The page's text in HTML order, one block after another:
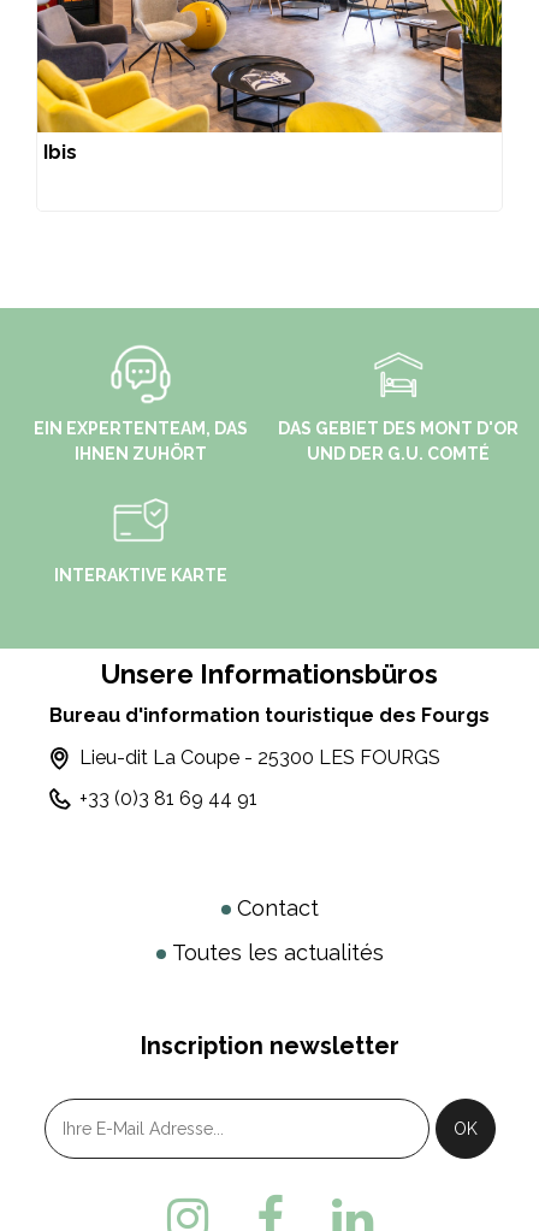
Ibis
EIN EXPERTENTEAM, DAS
IHNEN ZUHÖRT
DAS GEBIET DES MONT D'OR
UND DER G.U. COMTÉ
INTERAKTIVE KARTE
Unsere Informationsbüros
Bureau d'information touristique des Fourgs
Lieu-dit La Coupe - 25300 LES FOURGS
+33 (0)3 81 69 44 91
Contact
Toutes les actualités
Inscription newsletter